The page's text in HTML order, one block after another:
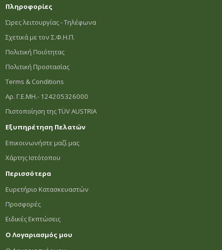
Πληροφορίες
Ώρες λειτουργίας - Τηλέφωνα
Σχετικά με τον Σ.Φ.Η.Π.
Πολιτική Ποιότητας
Πολιτική Προστασίας
Terms & Conditions
Αρ. Γ.Ε.ΜΗ.- 124205326000
Πιστοποίηση της TÜV AUSTRIA
Εξυπηρέτηση Πελατών
Επικοινωνήστε μαζί μας
Χάρτης Ιστότοπου
Περισσότερα
Ευρετήριο Κατασκευαστών
Προσφορές
Ειδικές Εκπτώσεις
Ο Λογαριασμός μου